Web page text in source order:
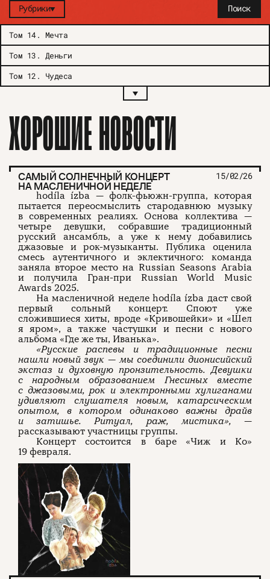
Поиск
Рубрики
Том 14.
Мечта
Том 13 . Деньги
Том 12 . Чудеса
ХОРОШИЕ НОВОСТИ
САМЫЙ СОЛНЕЧНЫЙ КОНЦЕРТ
НА МАСЛЕНИЧНОЙ НЕДЕЛЕ
15/02/26
hodíla ízba — фолк-фьюжн-группа, которая
пытается переосмыслить стародавнюю музыку
в современных реалиях. Основа коллектива —
четыре девушки, собравшие традиционный
русский ансамбль, а уже к нему добавились
джазовые и рок-музыканты. Публика оценила
смесь аутентичного и эклектичного: команда
заняла второе место на Russian Seasons Arabia
и получила Гран-при Russian World Music
Awards 2025.
На масленичной неделе hodíla ízba даст свой
первый сольный концерт. Споют уже
сложившиеся хиты, вроде «Кривошейки» и «Шел
я яром», а также частушки и песни с нового
альбома «Где же ты, Иванька».
«Русские распевы и традиционные песни
нашли новый звук — мы соединили дионисийский
экстаз и духовную пронзительность. Девушки
с народным образованием Гнесиных вместе
с джазовыми, рок и электронными хулиганами
удивляют слушателя новым, катарсическим
опытом, в котором одинаково важны драйв
и затишье. Ритуал, раж, мистика», —
рассказывают участницы группы.
Концерт состоится в баре «Чиж и Ко»
19 февраля.